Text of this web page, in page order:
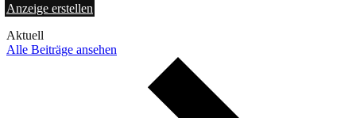
Anzeige erstellen
Aktuell
Alle Beiträge ansehen